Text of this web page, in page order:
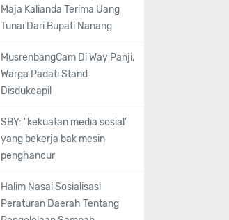
Maja Kalianda Terima Uang
Tunai Dari Bupati Nanang
MusrenbangCam Di Way Panji,
Warga Padati Stand
Disdukcapil
SBY: "kekuatan media sosial’
yang bekerja bak mesin
penghancur
Halim Nasai Sosialisasi
Peraturan Daerah Tentang